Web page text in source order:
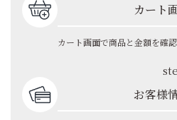
カート
カート画面で商品と金額を確認
お客様